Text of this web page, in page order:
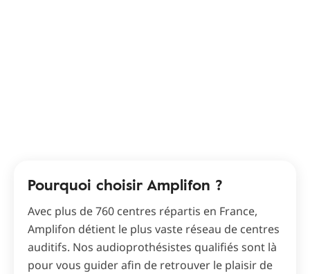
Pourquoi choisir Amplifon ?
Avec plus de 760 centres répartis en France,
Amplifon détient le plus vaste réseau de centres
auditifs. Nos audioprothésistes qualifiés sont là
pour vous guider afin de retrouver le plaisir de